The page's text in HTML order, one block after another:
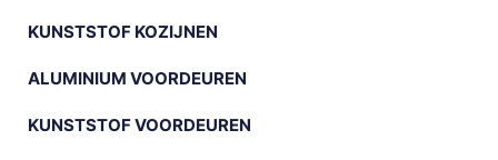
KUNSTSTOF KOZIJNEN
ALUMINIUM VOORDEUREN
KUNSTSTOF VOORDEUREN